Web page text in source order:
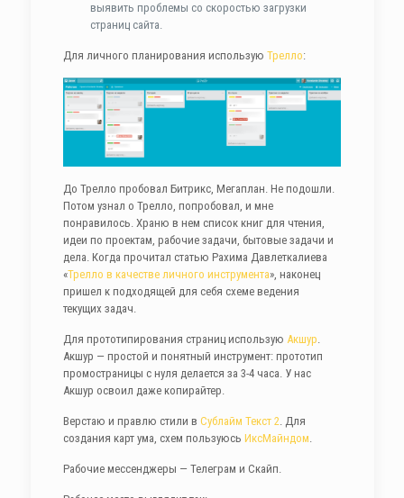
выявить проблемы со скоростью загрузки
страниц сайта.
Для личного планирования используюТрелло:
До Трелло пробовал Битрикс, Мегаплан. Не подошли.
Потом узнал о Трелло, попробовал, и мне
понравилось. Храню в нем список книг для чтения,
идеи по проектам, рабочие задачи, бытовые задачи и
дела. Когда прочитал статью Рахима Давлеткалиева
«Трелло в качестве личного инструмента», наконец
пришел к подходящей для себя схеме ведения
текущих задач.
Для прототипирования страниц используюАкшур.
Акшур — простой и понятный инструмент: прототип
промостраницы с нуля делается за 3-4 часа. У нас
Акшур освоил даже копирайтер.
Верстаю и правлю стили вСублайм Текст 2. Для
создания карт ума, схем пользуюсьИксМайндом.
Рабочие мессенджеры — Телеграм и Скайп.